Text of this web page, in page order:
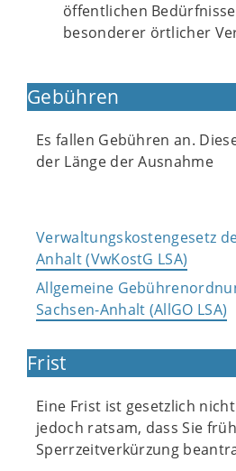
öffentlichen
besonderer örtlicher
Gebühren
Es fallen Gebühren an.
der Länge der Ausnahme
Verwaltungskostengesetz
Anhalt (VwKostG LSA)
Allgemeine
Sachsen-Anhalt (AllGO LSA)
Frist
Eine Frist ist gesetzlich
jedoch ratsam, dass Sie
Sperrzeitverkürzung